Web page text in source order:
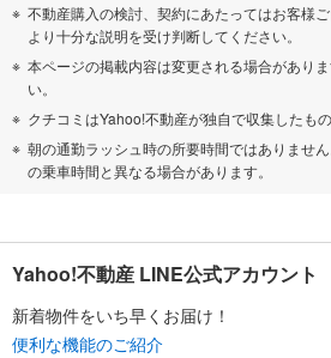
不動産購入の検討、契約にあたってはお客様
より十分な説明を受け判断してください。
本ページの掲載内容は変更される場合があり
い。
クチコミはYahoo!不動産が独自で収集したも
朝の通勤ラッシュ時の所要時間ではありませ
の乗車時間と異なる場合があります。
Yahoo!不動産 LINE公式アカウント
新着物件をいち早くお届け！
便利な機能のご紹介